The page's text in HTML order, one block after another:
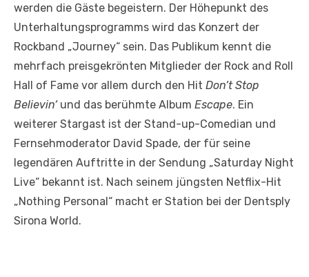
werden die Gäste begeistern. Der Höhepunkt des
Unterhaltungsprogramms wird das Konzert der
Rockband „Journey“ sein. Das Publikum kennt die
mehrfach preisgekrönten Mitglieder der Rock and Roll
Hall of Fame vor allem durch den Hit Don’t Stop
Believin‘und das berühmte Album Escape. Ein
weiterer Stargast ist der Stand-up-Comedian und
Fernsehmoderator David Spade, der für seine
legendären Auftritte in der Sendung „Saturday Night
Live“ bekannt ist. Nach seinem jüngsten Netflix-Hit
„Nothing Personal“ macht er Station bei der Dentsply
Sirona World.